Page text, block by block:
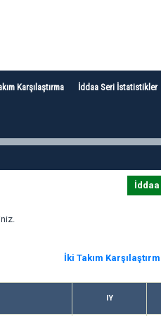
Karşılaştırma İddaa Seri İstatistikler
İki Takım
IY